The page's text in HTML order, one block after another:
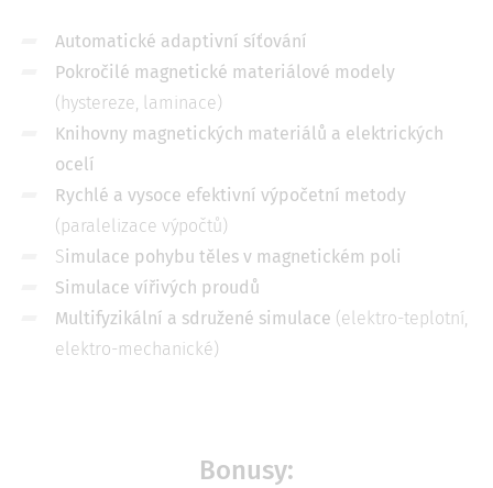
Automatické adaptivní síťování
Pokročilé magnetické materiálové modely
(hystereze, laminace)
Knihovny magnetických materiálů a elektrických
ocelí
Rychlé a vysoce efektivní výpočetní metody
(paralelizace výpočtů)
Simulace pohybu těles v magnetickém poli
Simulace vířivých proudů
Multifyzikální a sdružené simulace (elektro-teplotní,
elektro-mechanické)
Bonusy: